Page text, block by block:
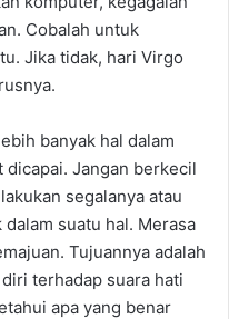
Cobalah untuk
Jika tidak, hari Virgo
banyak hal dalam
dicapai. Jangan berkecil
segalanya atau
suatu hal. Merasa
Tujuannya adalah
terhadap suara hati
apa yang benar